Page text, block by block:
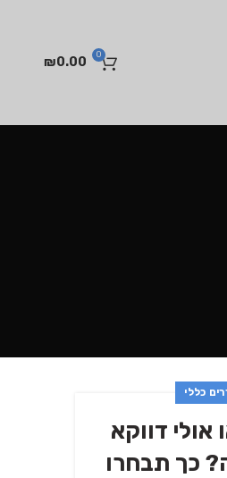
0
₪0.00
כללי
אולי דווקא
כך תבחרו